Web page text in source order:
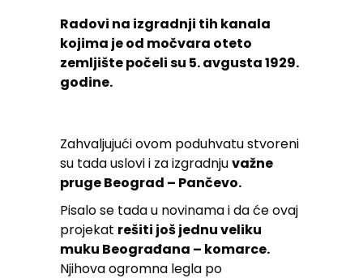
Radovi na izgradnji tih kanala
kojima je od močvara oteto
zemljište počeli su 5. avgusta 1929.
godine.
Zahvaljujući ovom poduhvatu stvoreni
su tada uslovi i za izgradnjuvažne
pruge Beograd – Pančevo.
Pisalo se tada u novinama i da će ovaj
projekat rešiti još jednu veliku
muku Beograđana – komarce.
Njihova ogromna legla po